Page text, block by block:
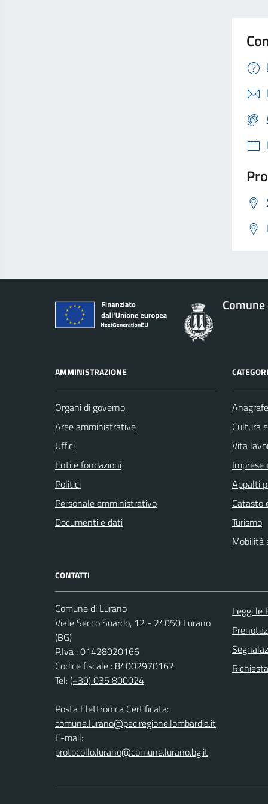
AMMINISTRAZIONE
Organi di governo
Aree amministrative
Uffici
Enti e fondazioni
Politici
Personale amministrativo
Documenti e dati
Cultura
Vita
Imprese
Appalti
Catasto
Turismo
Mobilità
CONTATTI
Comune di Lurano
Viale Secco Suardo, 12 - 24050 Lurano
(BG)
P.Iva : 01428020166
Codice fiscale : 84002970162
Tel:(+39) 035 800024
Posta Elettronica Certificata:
comune.lurano@pec.regione.lombardia.it
E-mail:
protocollo.lurano@comune.lurano.bg.it
Leggi le